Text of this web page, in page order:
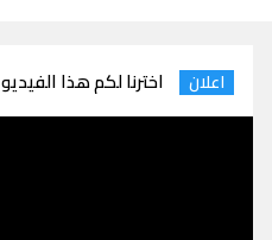
اعلان اخترنا لكم هذا الفيديو